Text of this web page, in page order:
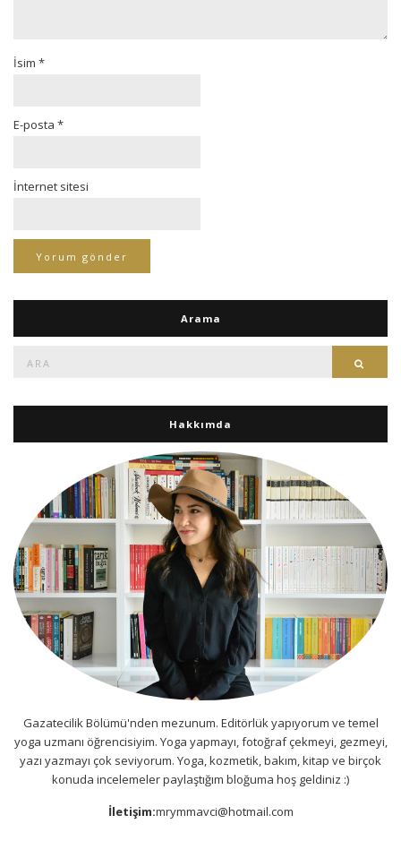
İsim *
E-posta *
İnternet sitesi
Arama
Hakkımda
Gazatecilik Bölümü'nden mezunum. Editörlük yapıyorum ve temel
yoga uzmanı öğrencisiyim. Yoga yapmayı, fotoğraf çekmeyi, gezmeyi,
yazı yazmayı çok seviyorum. Yoga, kozmetik, bakım, kitap ve birçok
konuda incelemeler paylaştığım bloğuma hoş geldiniz :)
İletişim:mrymmavci@hotmail.com